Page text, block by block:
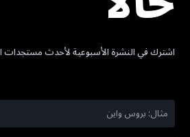
اشترك في النشرة الأسبوعية لأحدث مستجدات